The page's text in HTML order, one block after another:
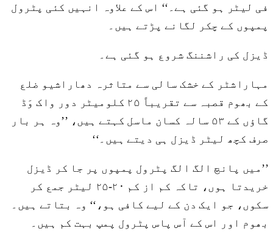
فی لیٹر ہو گئی ہے۔‘‘ اس کے علاوہ انہیں کئی پٹرول
پمپوں کے چکر لگانے پڑتے ہیں۔
ڈیزل کی راشننگ شروع ہو گئی ہے۔
مہاراشٹر کے خشک سالی سے متاثرہ دھاراشیو ضلع
کے بھوم قصبہ سے تقریباً ۲۵ کلومیٹر دور واک وَڈ
گاؤں کے ۵۳ سالہ کسان ماسل کہتے ہیں، ’’وہ ہر بار
صرف کچھ لیٹر ڈیزل ہی دیتے ہیں۔‘‘
’’میں پانچ الگ الگ پٹرول پمپوں پر جا کر ڈیزل
خریدتا ہوں، تاکہ کم از کم ۲۰-۲۵ لیٹر جمع کر
سکوں، جو ایک دن کے لیے کافی ہو،‘‘ وہ بتاتے ہیں۔
بھوم اور اس کے آس پاس پٹرول پمپ بہت کم ہیں۔